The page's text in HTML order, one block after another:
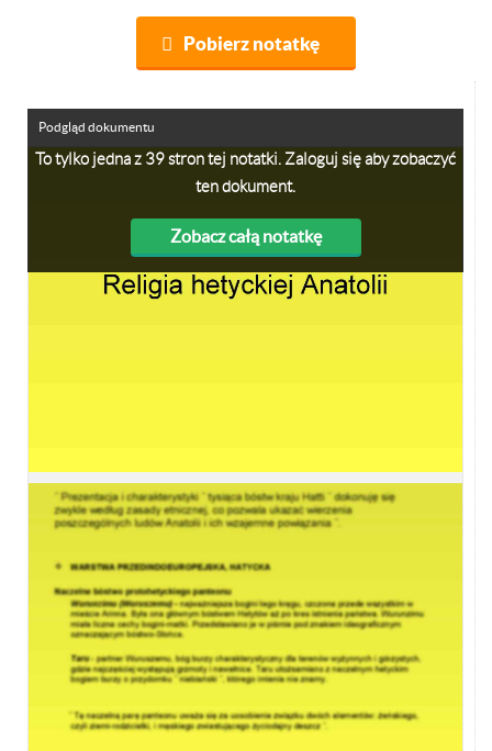
Pobierz notatkę
To tylko jedna z 39 stron tej notatki. Zaloguj się aby zobaczyć
ten dokument.
Zobacz całą notatkę
Podgląd dokumentu